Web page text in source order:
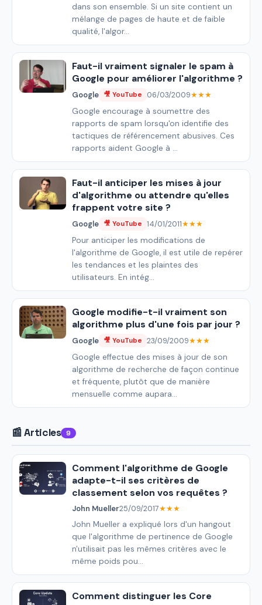
dans son ensemble. Si un site contient un
mélange de pages de haute et de faible
qualité, l'algor...
Faut-il vraiment signaler le spam à
Google pour améliorer l'algorithme ?
Google 🎥 YouTube 06/03/2009★★★
Google encourage à soumettre des
rapports de spam lorsqu'on identifie des
tactiques de référencement abusives. Ces
rapports aident Google à ...
Faut-il anticiper les mises à jour
d'algorithme ou attendre qu'elles
frappent votre site ?
Google 🎥 YouTube 14/01/2011★★★
Pour anticiper les modifications de
l'algorithme de Google, il est utile de repérer
les tendances et les plaintes des
utilisateurs. En intég...
Google modifie-t-il vraiment son
algorithme plus d'une fois par jour ?
Google 🎥 YouTube 23/09/2009★★★
Google effectue des mises à jour de son
algorithme de recherche de façon continue
et fréquente, plutôt que de manière
mensuelle comme aupara...
📰 Articles 9
Comment l'algorithme de Google
adapte-t-il ses critères de
classement selon vos requêtes ?
John Mueller25/09/2017★★★
John Mueller a expliqué lors d'un hangout
que l'algorithme de pertinence de Google
n'utilisait pas les mêmes critères avec le
même poids pou...
Comment distinguer les Core